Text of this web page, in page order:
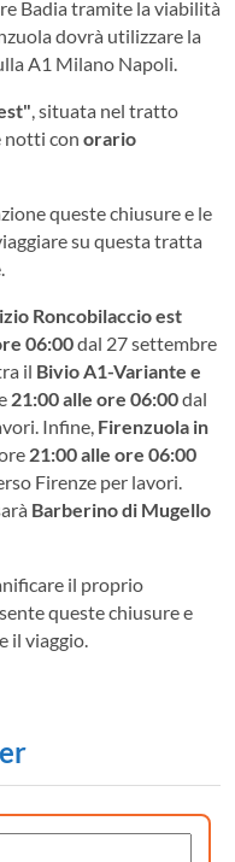
Badia tramite la viabilità
dovrà utilizzare la
A1 Milano Napoli.
, situata nel tratto
notti con orario
queste chiusure e le
su questa tratta
Roncobilaccio est
06:00dal 27 settembre
il Bivio A1-Variante e
21:00 alle ore 06:00dal
Infine, Firenzuola in
21:00 alle ore 06:00
Firenze per lavori.
Barberino di Mugello
il proprio
queste chiusure e
il viaggio.